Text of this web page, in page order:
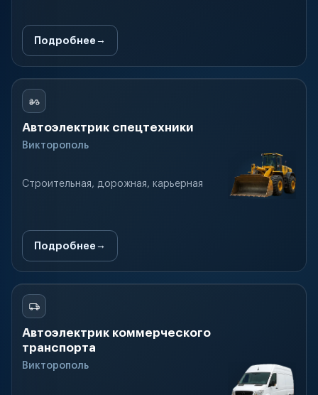
Подробнее
Автоэлектрик спецтехники
Викторополь
Строительная, дорожная, карьерная
Подробнее
Автоэлектрик коммерческого
транспорта
Викторополь